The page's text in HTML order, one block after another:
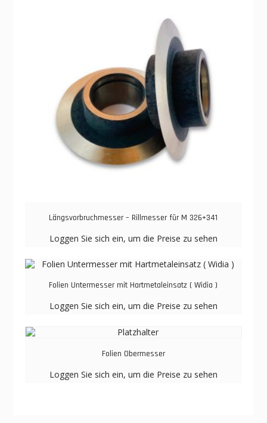
Längsvorbruchmesser – Rillmesser für M 326+341
Loggen Sie sich ein, um die Preise zu sehen
Folien Untermesser mit Hartmetaleinsatz ( Widia )
Loggen Sie sich ein, um die Preise zu sehen
Folien Obermesser
Loggen Sie sich ein, um die Preise zu sehen